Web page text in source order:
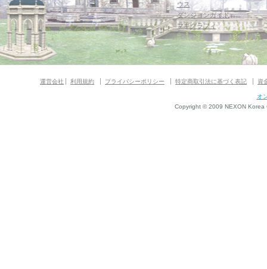
ウス
ダンジョンガイド
マギグラフィ
運営会社 利用規約 プライバシーポリシー 特定商取引法に基づく表記 資
オ
Copyright © 2009 NEXON Korea